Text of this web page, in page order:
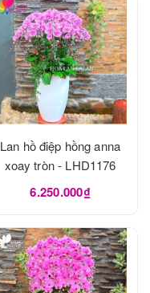
Lan hồ điệp hồng anna
xoay tròn - LHD1176
6.250.000₫